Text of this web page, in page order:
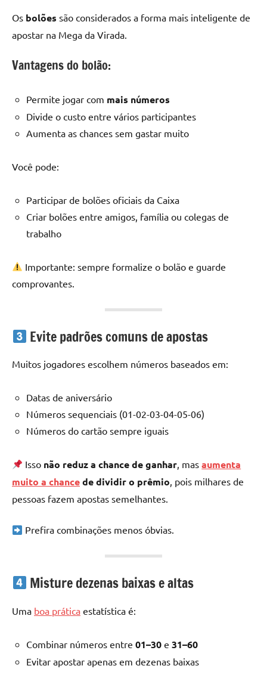
Os bolões são considerados a forma mais inteligente de
apostar na Mega da Virada.
Vantagens do bolão:
Permite jogar com mais números
Divide o custo entre vários participantes
Aumenta as chances sem gastar muito
Você pode:
Participar de bolões oficiais da Caixa
Criar bolões entre amigos, família ou colegas de
trabalho
Importante: sempre formalize o bolão e guarde
comprovantes.
Evite padrões comuns de apostas
Muitos jogadores escolhem números baseados em:
Datas de aniversário
Números sequenciais (01-02-03-04-05-06)
Números do cartão sempre iguais
Isso não reduz a chance de ganhar, masaumenta
muito a chancede dividir o prêmio, pois milhares de
pessoas fazem apostas semelhantes.
Prefira combinações menos óbvias.
Misture dezenas baixas e altas
Uma boa prática estatística é:
Combinar números entre 01–30 e 31–60
Evitar apostar apenas em dezenas baixas